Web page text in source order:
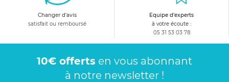
Changer d'avis
satisfait ou remboursé
Equipe d'experts
à votre écoute :
05 31 53 03 78
10€ offerts en vous abonnant
à notre newsletter !